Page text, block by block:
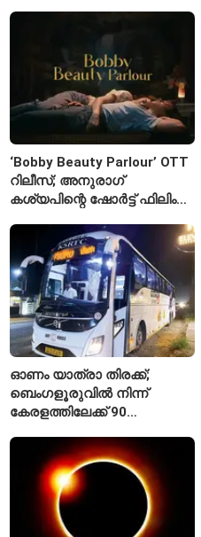
കാരണമെന്ന് മകൾ
‘Bobby Beauty Parlour’ OTT
റിലീസ്; അനുരാഗ്
കശ്യപിന്റെ ഷോർട്ട് ഫിലിം
ഓണം യാത്രാ തിരക്ക്;
ബെംഗളൂരുവിൽ നിന്ന്
കേരളത്തിലേക്ക് 90